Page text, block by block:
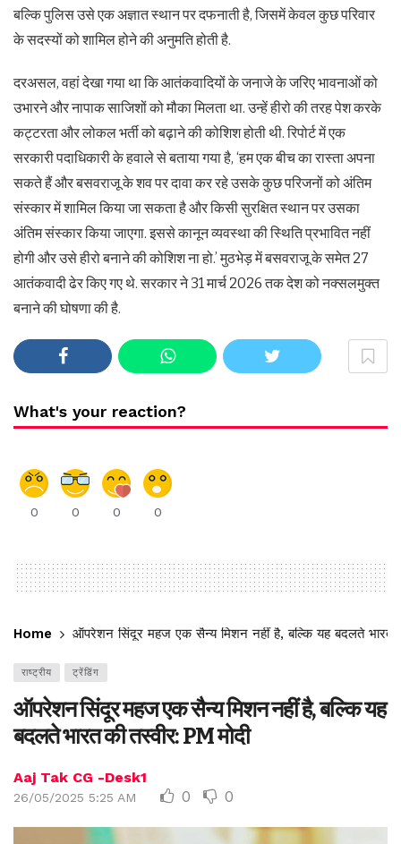
बल्कि पुलिस उसे एक अज्ञात स्थान पर दफनाती है, जिसमें केवल कुछ परिवार
के सदस्यों को शामिल होने की अनुमति होती है.
दरअसल, वहां देखा गया था कि आतंकवादियों के जनाजे के जरिए भावनाओं को
उभारने और नापाक साजिशों को मौका मिलता था. उन्हें हीरो की तरह पेश करके
कट्टरता और लोकल भर्ती को बढ़ाने की कोशिश होती थी. रिपोर्ट में एक
सरकारी पदाधिकारी के हवाले से बताया गया है, ‘हम एक बीच का रास्ता अपना
सकते हैं और बसवराजू के शव पर दावा कर रहे उसके कुछ परिजनों को अंतिम
संस्कार में शामिल किया जा सकता है और किसी सुरक्षित स्थान पर उसका
अंतिम संस्कार किया जाएगा. इससे कानून व्यवस्था की स्थिति प्रभावित नहीं
होगी और उसे हीरो बनाने की कोशिश ना हो.’ मुठभेड़ में बसवराजू के समेत 27
आतंकवादी ढेर किए गए थे. सरकार ने 31 मार्च 2026 तक देश को नक्सलमुक्त
बनाने की घोषणा की है.
What's your reaction?
0 0 0 0
Home ऑपरेशन सिंदूर महज एक सैन्य मिशन नहीं है, बल्कि यह बदलते भारत
राष्ट्रीय ट्रेंडिंग
ऑपरेशन सिंदूर महज एक सैन्य मिशन नहीं है, बल्कि यह
बदलते भारत की तस्वीर: PM मोदी
Aaj Tak CG -Desk1
26/05/2025 5:25 AM 0 0